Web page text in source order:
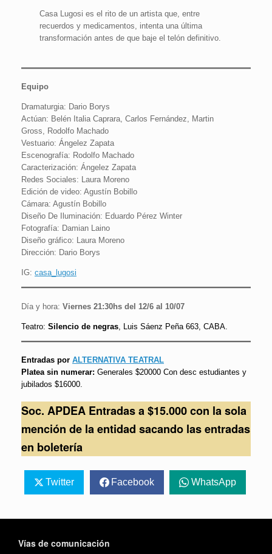
Casa Lugosi es el rito de un artista que, entre
recuerdos y medicamentos, intenta una última
transformación antes de que baje el telón definitivo.
Equipo
Dramaturgia: Dario Borys
Actúan: Belén Italia Caprara, Carlos Fernández, Martin
Gross, Rodolfo Machado
Vestuario: Ángelez Zapata
Escenografía: Rodolfo Machado
Caracterización: Ángelez Zapata
Redes Sociales: Laura Moreno
Edición de video: Agustín Bobillo
Cámara: Agustín Bobillo
Diseño De Iluminación: Eduardo Pérez Winter
Fotografía: Damian Laino
Diseño gráfico: Laura Moreno
Dirección: Dario Borys
IG: casa_lugosi
Día y hora: Viernes 21:30hs del 12/6 al 10/07
Teatro: Silencio de negras , Luis Sáenz Peña 663, CABA.
Entradas por ALTERNATIVA TEATRAL
Platea sin numerar: Generales $20000 Con desc estudiantes y
jubilados $16000.
Soc. APDEA Entradas a $15.000 con la sola
mención de la entidad sacando las entradas
en boletería
Twitter Facebook WhatsApp
Vías de comunicación